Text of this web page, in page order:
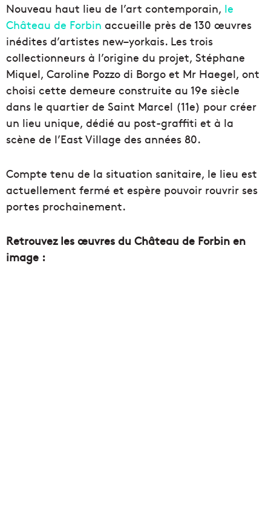
Nouveau haut lieu de l’art contemporain, le
Château de Forbin accueille près de 130 œuvres
inédites d’artistes new–yorkais. Les trois
collectionneurs à l’origine du projet, Stéphane
Miquel, Caroline Pozzo di Borgo et Mr Haegel, ont
choisi cette demeure construite au 19e siècle
dans le quartier de Saint Marcel (11e) pour créer
un lieu unique, dédié au post-graffiti et à la
scène de l’East Village des années 80.
Compte tenu de la situation sanitaire, le lieu est
actuellement fermé et espère pouvoir rouvrir ses
portes prochainement.
Retrouvez les œuvres du Château de Forbin en
image :